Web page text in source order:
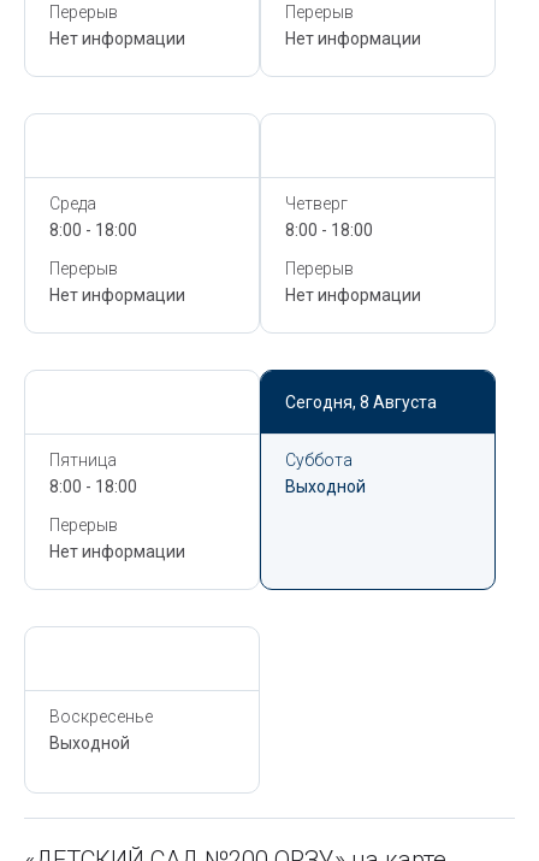
Перерыв
Нет информации
Перерыв
Нет информации
Среда
8:00 - 18:00
Перерыв
Нет информации
Четверг
8:00 - 18:00
Перерыв
Нет информации
Пятница
8:00 - 18:00
Перерыв
Нет информации
Сегодня, 8 Августа
Суббота
Выходной
Воскресенье
Выходной